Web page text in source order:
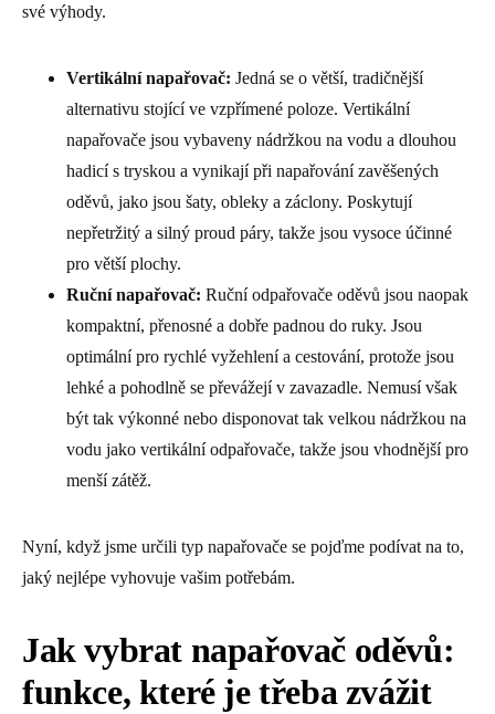
své výhody.
Vertikální napařovač: Jedná se o větší, tradičnější
alternativu stojící ve vzpřímené poloze. Vertikální
napařovače jsou vybaveny nádržkou na vodu a dlouhou
hadicí s tryskou a vynikají při napařování zavěšených
oděvů, jako jsou šaty, obleky a záclony. Poskytují
nepřetržitý a silný proud páry, takže jsou vysoce účinné
pro větší plochy.
Ruční napařovač: Ruční odpařovače oděvů jsou naopak
kompaktní, přenosné a dobře padnou do ruky. Jsou
optimální pro rychlé vyžehlení a cestování, protože jsou
lehké a pohodlně se převážejí v zavazadle. Nemusí však
být tak výkonné nebo disponovat tak velkou nádržkou na
vodu jako vertikální odpařovače, takže jsou vhodnější pro
menší zátěž.
Nyní, když jsme určili typ napařovače se pojďme podívat na to,
jaký nejlépe vyhovuje vašim potřebám.
Jak vybrat napařovač oděvů:
funkce, které je třeba zvážit